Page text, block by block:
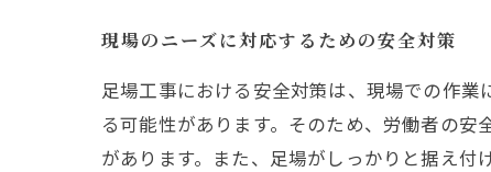
現場のニーズに対応するための安全対策
足場工事における安全対策は、現場での作
る可能性があります。そのため、労働者の
があります。また、足場がしっかりと据え